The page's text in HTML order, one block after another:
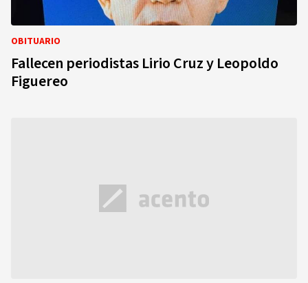
OBITUARIO
Fallecen periodistas Lirio Cruz y Leopoldo
Figuereo